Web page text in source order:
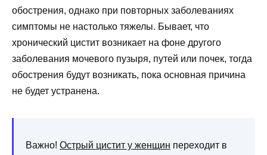
обострения, однако при повторных заболеваниях
симптомы не настолько тяжелы. Бывает, что
хронический цистит возникает на фоне другого
заболевания мочевого пузыря, путей или почек, тогда
обострения будут возникать, пока основная причина
не будет устранена.
Важно! Острый цистит у женщин переходит в